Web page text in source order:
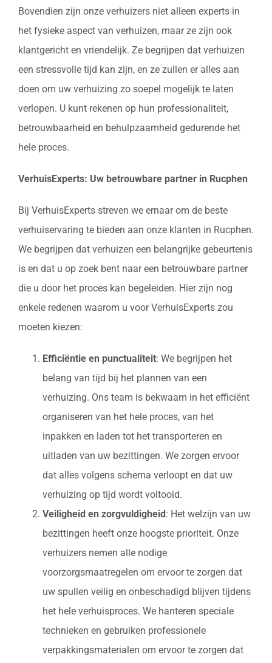
Bovendien zijn onze verhuizers niet alleen experts in
het fysieke aspect van verhuizen, maar ze zijn ook
klantgericht en vriendelijk. Ze begrijpen dat verhuizen
een stressvolle tijd kan zijn, en ze zullen er alles aan
doen om uw verhuizing zo soepel mogelijk te laten
verlopen. U kunt rekenen op hun professionaliteit,
betrouwbaarheid en behulpzaamheid gedurende het
hele proces.
VerhuisExperts: Uw betrouwbare partner in Rucphen
Bij VerhuisExperts streven we ernaar om de beste
verhuiservaring te bieden aan onze klanten in Rucphen.
We begrijpen dat verhuizen een belangrijke gebeurtenis
is en dat u op zoek bent naar een betrouwbare partner
die u door het proces kan begeleiden. Hier zijn nog
enkele redenen waarom u voor VerhuisExperts zou
moeten kiezen:
Efficiëntie en punctualiteit: We begrijpen het
belang van tijd bij het plannen van een
verhuizing. Ons team is bekwaam in het efficiënt
organiseren van het hele proces, van het
inpakken en laden tot het transporteren en
uitladen van uw bezittingen. We zorgen ervoor
dat alles volgens schema verloopt en dat uw
verhuizing op tijd wordt voltooid.
Veiligheid en zorgvuldigheid : Het welzijn van uw
bezittingen heeft onze hoogste prioriteit. Onze
verhuizers nemen alle nodige
voorzorgsmaatregelen om ervoor te zorgen dat
uw spullen veilig en onbeschadigd blijven tijdens
het hele verhuisproces. We hanteren speciale
technieken en gebruiken professionele
verpakkingsmaterialen om ervoor te zorgen dat